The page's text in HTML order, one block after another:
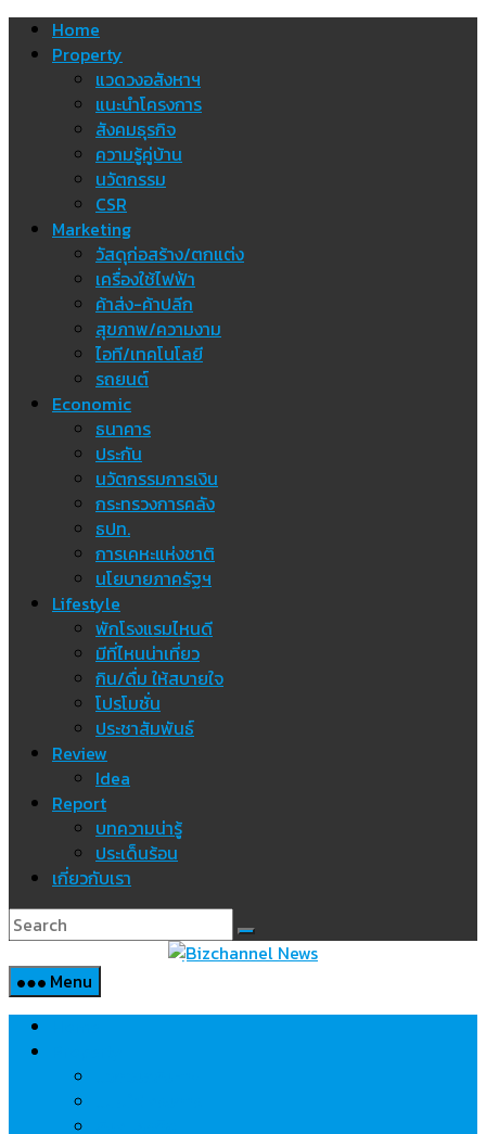
Skip Home
Property
แวดวงอสังหาฯ
แนะนำโครงการ
สังคมธุรกิจ
ความรู้คู่บ้าน
นวัตกรรม
CSR
Marketing
วัสดุก่อสร้าง/ตกแต่ง
เครื่องใช้ไฟฟ้า
ค้าส่ง-ค้าปลีก
สุขภาพ/ความงาม
ไอที/เทคโนโลยี
รถยนต์
Economic
ธนาคาร
ประกัน
นวัตกรรมการเงิน
กระทรวงการคลัง
ธปท.
การเคหะแห่งชาติ
นโยบายภาครัฐฯ
Lifestyle
พักโรงแรมไหนดี
มีที่ไหนน่าเที่ยว
กิน/ดื่ม ให้สบายใจ
โปรโมชั่น
ประชาสัมพันธ์
Review
Idea
Report
บทความน่ารู้
ประเด็นร้อน
เกี่ยวกับเรา
Menu